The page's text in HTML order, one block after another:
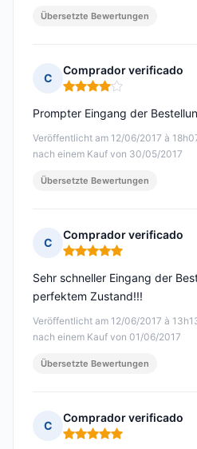
Übersetzte Bewertungen
C
Comprador verificado
Hinweis: 4 von 5
Veröffentlicht am 12/06/2017 à
nach einem Kauf von 30/05/2017
Prompter Eingang der
Übersetzte Bewertungen
C
Comprador verificado
Hinweis: 5 von 5
Veröffentlicht am 12/06/2017 à
nach einem Kauf von 01/06/2017
Sehr schneller Eingang der
perfektem Zustand!!!
Übersetzte Bewertungen
C
Comprador verificado
Hinweis: 5 von 5